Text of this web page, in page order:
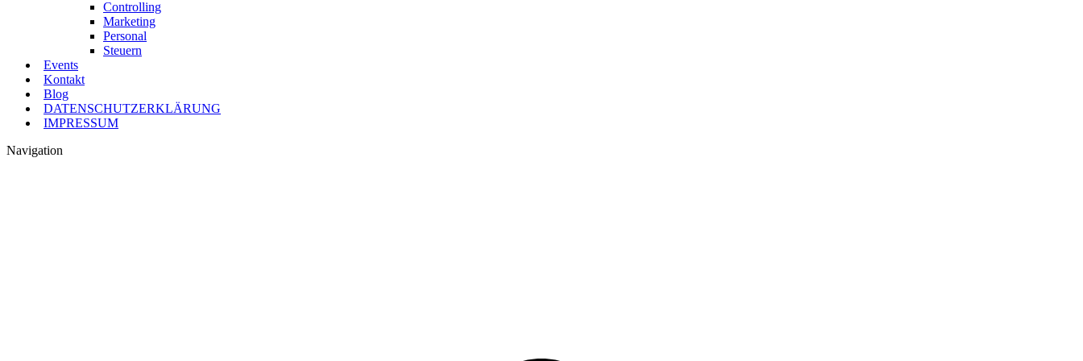
Controlling
Marketing
Personal
Steuern
Events
Kontakt
Blog
DATENSCHUTZERKLÄRUNG
IMPRESSUM
Navigation